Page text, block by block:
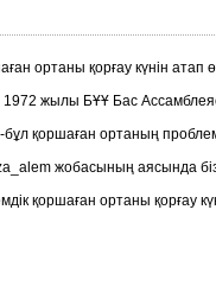
ортаны қорғау күнін атап
1972 жылы БҰҰ Бас
бұл қоршаған ортаның
жобасының аясында
қоршаған ортаны қорғау